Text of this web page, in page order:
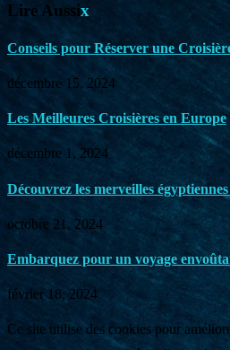
Lire Aussix
Conseils pour Réserver une
décembre 15, 2024
Les Meilleures Croisières en Europe
décembre 1, 2024
Découvrez les merveilles
octobre 21, 2024
Embarquez pour un voyage
février 18, 2024
Ce site utilise des cookies pour